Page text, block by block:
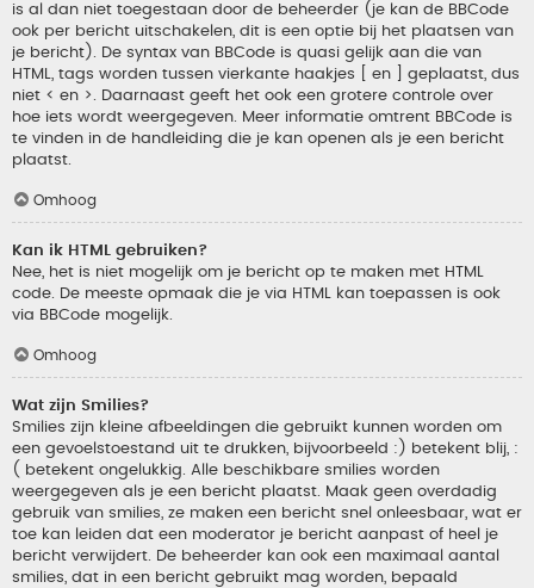
is al dan niet toegestaan door de beheerder (je kan de BBCode
ook per bericht uitschakelen, dit is een optie bij het plaatsen van
je bericht). De syntax van BBCode is quasi gelijk aan die van
HTML, tags worden tussen vierkante haakjes [ en ] geplaatst, dus
niet < en >. Daarnaast geeft het ook een grotere controle over
hoe iets wordt weergegeven. Meer informatie omtrent BBCode is
te vinden in de handleiding die je kan openen als je een bericht
plaatst.
Omhoog
Kan ik HTML gebruiken?
Nee, het is niet mogelijk om je bericht op te maken met HTML
code. De meeste opmaak die je via HTML kan toepassen is ook
via BBCode mogelijk.
Omhoog
Wat zijn Smilies?
Smilies zijn kleine afbeeldingen die gebruikt kunnen worden om
een gevoelstoestand uit te drukken, bijvoorbeeld :) betekent blij, :
( betekent ongelukkig. Alle beschikbare smilies worden
weergegeven als je een bericht plaatst. Maak geen overdadig
gebruik van smilies, ze maken een bericht snel onleesbaar, wat er
toe kan leiden dat een moderator je bericht aanpast of heel je
bericht verwijdert. De beheerder kan ook een maximaal aantal
smilies, dat in een bericht gebruikt mag worden, bepaald